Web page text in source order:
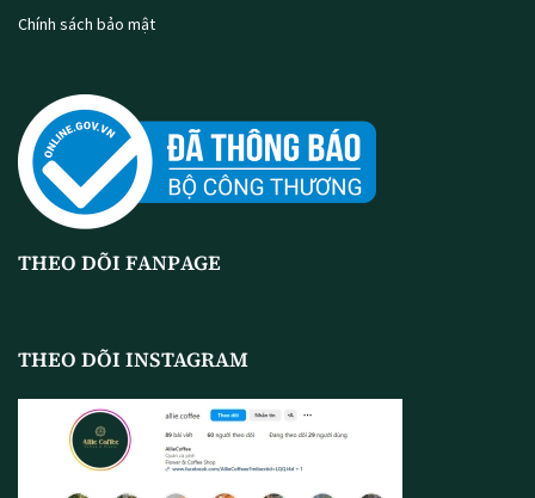
Chính sách bảo mật
THEO DÕI FANPAGE
THEO DÕI INSTAGRAM